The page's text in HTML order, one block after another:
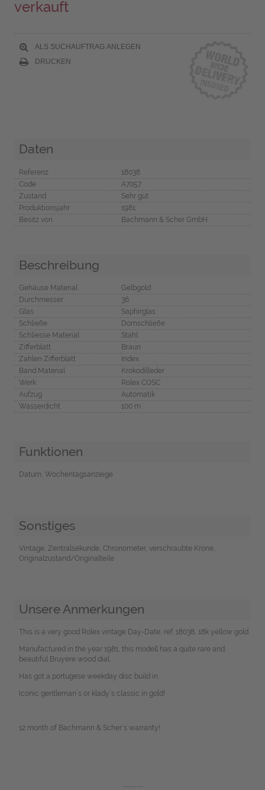
verkauft
ALS SUCHAUFTRAG ANLEGEN
DRUCKEN
Daten
Referenz
18038
Code
A7057
Zustand
Sehr gut
Produktionsjahr
1981
Besitz von
Bachmann & Scher GmbH
Beschreibung
Gehäuse Material
Gelbgold
Durchmesser
36
Glas
Saphirglas
Schließe
Dornschließe
Schliesse Material
Stahl
Zifferblatt
Braun
Zahlen Zifferblatt
Index
Band Material
Krokodilleder
Werk
Rolex COSC
Aufzug
Automatik
Wasserdicht
100 m
Funktionen
Datum, Wochentagsanzeige
Sonstiges
Vintage, Zentralsekunde, Chronometer, verschraubte Krone,
Originalzustand/Originalteile
Unsere Anmerkungen
This is a very good Rolex vintage Day-Date, ref. 18038, 18k yellow gold.
Manufactured in the year 1981, this modell has a quite rare and
beautiful Bruyère wood dial.
Has got a portugese weekday disc build in.
Iconic gentleman´s or klady´s classic in gold!
12 month of Bachmann & Scher´s warranty!